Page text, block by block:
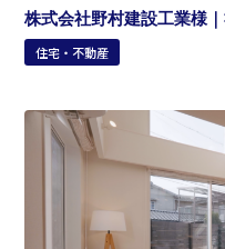
株式会社野村建設工業様
住宅・不動産